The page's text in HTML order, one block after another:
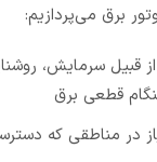
برق می‌پردازیم:
از قبیل سرمایش،
قطعی برق
در مناطقی که